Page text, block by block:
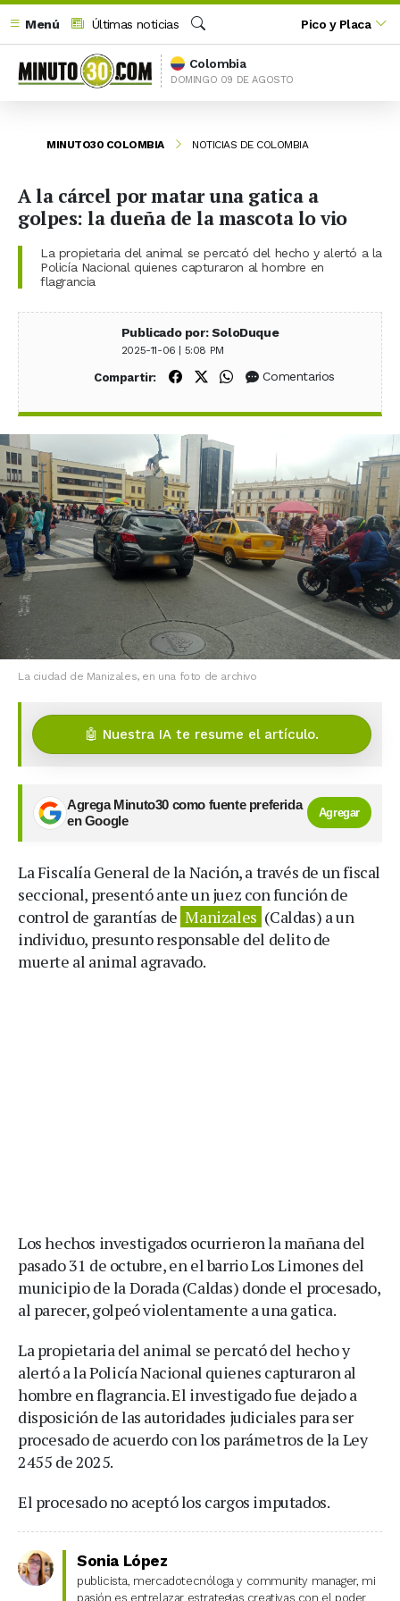
Menú
Últimas noticias
Buscar
Pico y Placa
Colombia
DOMINGO 09 DE AGOSTO
MINUTO30 COLOMBIA NOTICIAS DE COLOMBIA
A la cárcel por matar una gatica a
golpes: la dueña de la mascota lo vio
La propietaria del animal se percató del hecho y alertó a la
Policía Nacional quienes capturaron al hombre en
flagrancia
Publicado por: SoloDuque
2025-11-06 | 5:08 PM
Compartir: Compartir en Facebook
Compartir en X (Twitter)
Compartir en WhatsApp
Comentarios
La ciudad de Manizales, en una foto de archivo
🤖 Nuestra IA te resume el artículo.
Agrega Minuto30 como fuente preferida
en Google
Agregar
La Fiscalía General de la Nación, a través de un fiscal
seccional, presentó ante un juez con función de
control de garantías de Manizales (Caldas) a un
individuo, presunto responsable del delito de
muerte al animal agravado.
Los hechos investigados ocurrieron la mañana del
pasado 31 de octubre, en el barrio Los Limones del
municipio de la Dorada (Caldas) donde el procesado,
al parecer, golpeó violentamente a una gatica.
La propietaria del animal se percató del hecho y
alertó a la Policía Nacional quienes capturaron al
hombre en flagrancia. El investigado fue dejado a
disposición de las autoridades judiciales para ser
procesado de acuerdo con los parámetros de la Ley
2455 de 2025.
El procesado no aceptó los cargos imputados.
Sonia López
publicista, mercadotecnóloga y community manager, mi
pasión es entrelazar estrategias creativas con el poder